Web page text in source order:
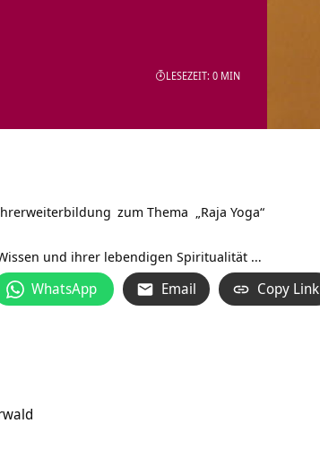
LESEZEIT: 0 MIN
zum Thema „Raja Yoga“
und ihrer lebendigen Spiritualität …
WhatsApp Email Copy Link